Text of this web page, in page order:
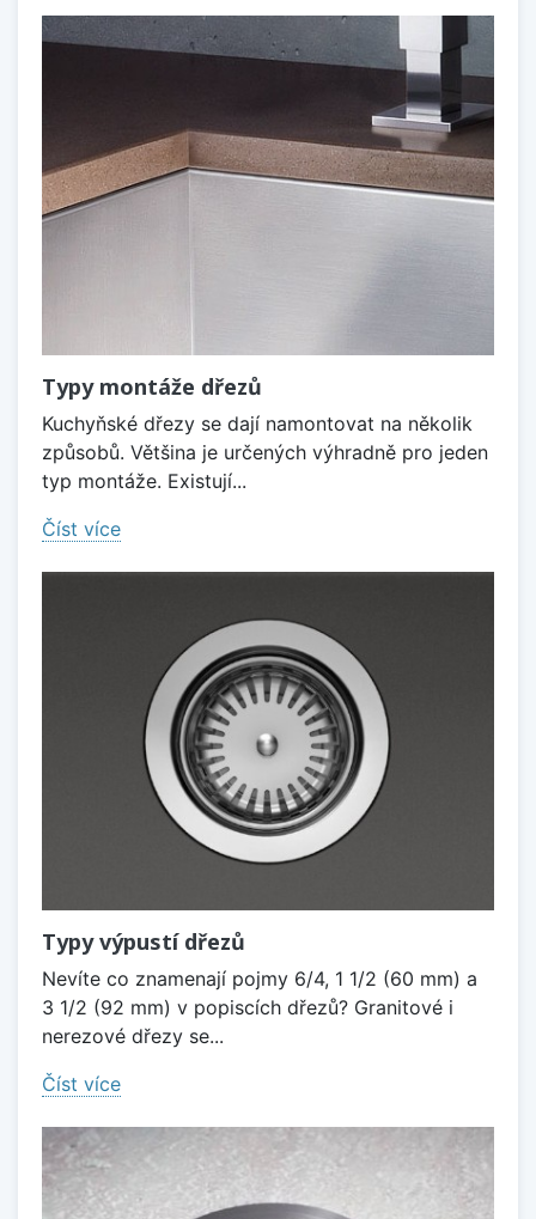
Typy montáže dřezů
Kuchyňské dřezy se dají namontovat na několik
způsobů. Většina je určených výhradně pro jeden
typ montáže. Existují...
Číst více
Typy výpustí dřezů
Nevíte co znamenají pojmy 6/4, 1 1/2 (60 mm) a
3 1/2 (92 mm) v popiscích dřezů? Granitové i
nerezové dřezy se...
Číst více